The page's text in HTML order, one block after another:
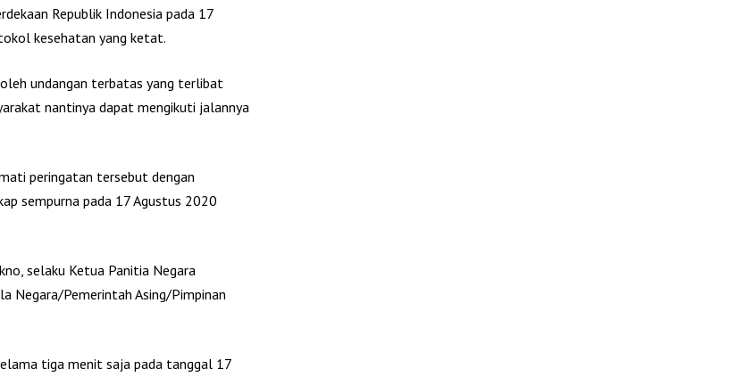
Republik Indonesia pada 17
kesehatan yang ketat.
undangan terbatas yang terlibat
nantinya dapat mengikuti jalannya
peringatan tersebut dengan
sempurna pada 17 Agustus 2020
selaku Ketua Panitia Negara
Negara/Pemerintah Asing/Pimpinan
tiga menit saja pada tanggal 17